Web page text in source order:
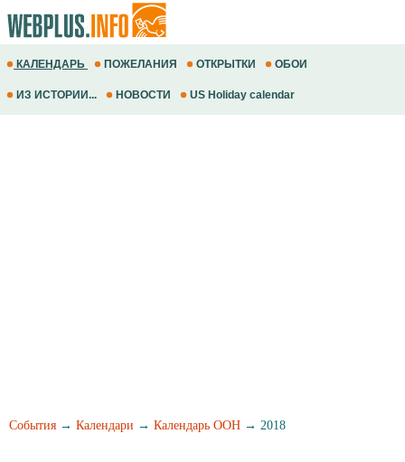
КАЛЕНДАРЬ ПОЖЕЛАНИЯ ОТКРЫТКИ ОБОИ
ИЗ ИСТОРИИ... НОВОСТИ US Holiday calendar
События → Календари → Календарь ООН → 2018